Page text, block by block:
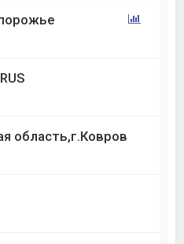
область,г.Ковров